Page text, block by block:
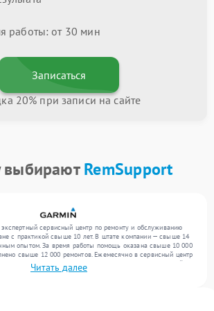
работы: от 30 мин
Записаться
20% при записи на сайте
выбираютRemSupport
сервисный центр по ремонту и обслуживанию
с практикой свыше 10 лет. В штате компании — свыше 14
опытом. За время работы помощь оказана свыше 10 000
свыше 12 000 ремонтов. Ежемесячно в сервисный центр
единиц техники, включая , , . Мы беремся за задачи любой
высокий стандарт качества благодаря отлаженным
Читать далее